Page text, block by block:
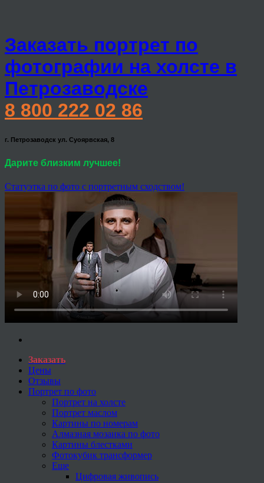
Заказать портрет по
фотографии на холсте в
Петрозаводске
8 800 222 02 86
г. Петрозаводск ул. Суоярвская, 8
Дарите близким лучшее!
Статуэтка по фото с портретным сходством!
Заказать
Цены
Отзывы
Портрет по фото
Портрет на холсте
Портрет маслом
Картины по номерам
Алмазная мозаика по фото
Картины блестками
Фотокубик трансформер
Еще
Цифровая живопись